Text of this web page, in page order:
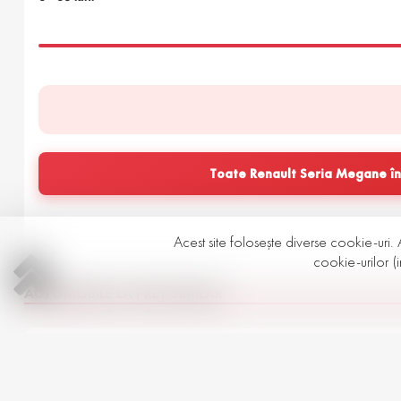
Acest site folosește diverse cookie-
cookie-urilor
Starea maşinii
Stare interior: Curat
Toate Renault Seria Megane
AUTOMOBILE LA PREȚ SIMILAR